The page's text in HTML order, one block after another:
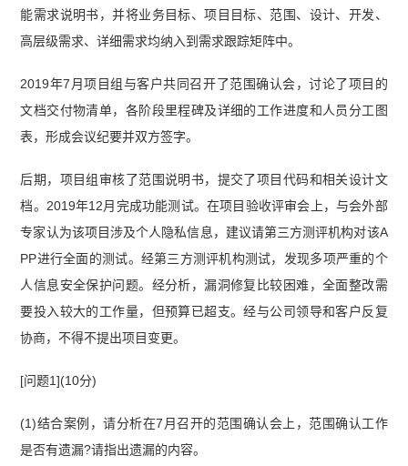
能需求说明书，并将业务目标、项目目标、范围、设计、开发、
高层级需求、详细需求均纳入到需求跟踪矩阵中。
2019年7月项目组与客户共同召开了范围确认会，讨论了项目的
文档交付物清单，各阶段里程碑及详细的工作进度和人员分工图
表，形成会议纪要并双方签字。
后期，项目组审核了范围说明书，提交了项目代码和相关设计文
档。2019年12月完成功能测试。在项目验收评审会上，与会外部
专家认为该项目涉及个人隐私信息，建议请第三方测评机构对该A
PP进行全面的测试。经第三方测评机构测试，发现多项严重的个
人信息安全保护问题。经分析，漏洞修复比较困难，全面整改需
要投入较大的工作量，但预算已超支。经与公司领导和客户反复
协商，不得不提出项目变更。
[问题1](10分)
(1)结合案例，请分析在7月召开的范围确认会上，范围确认工作
是否有遗漏?请指出遗漏的内容。